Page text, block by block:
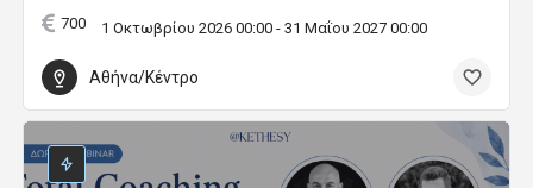
700 1 Οκτωβρίου 2026 00:00 - 31 Μαΐου 2027 00:00
Αθήνα/Κέντρο